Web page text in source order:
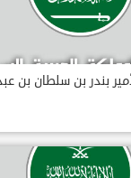
بندر بن سلطان بن